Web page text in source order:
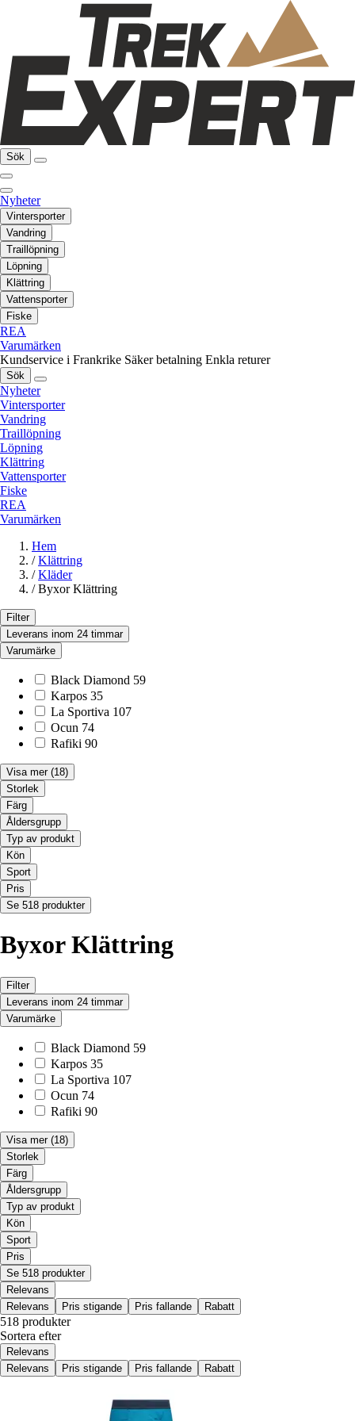
Sök
Nyheter
Vintersporter
Vandring
Traillöpning
Löpning
Klättring
Vattensporter
Fiske
REA
Varumärken
Kundservice i Frankrike Säker betalning Enkla returer
Sök
Nyheter
Vintersporter
Vandring
Traillöpning
Löpning
Klättring
Vattensporter
Fiske
REA
Varumärken
Hem
/ Klättring
/ Kläder
/ Byxor Klättring
Filter
Leverans inom 24 timmar
Varumärke
Black Diamond 59
Karpos 35
La Sportiva 107
Ocun 74
Rafiki 90
Visa mer (18)
Storlek
Färg
Åldersgrupp
Typ av produkt
Kön
Sport
Pris
Se 518 produkter
Byxor Klättring
Filter
Leverans inom 24 timmar
Varumärke
Black Diamond 59
Karpos 35
La Sportiva 107
Ocun 74
Rafiki 90
Visa mer (18)
Storlek
Färg
Åldersgrupp
Typ av produkt
Kön
Sport
Pris
Se 518 produkter
Relevans
Relevans
Pris stigande Pris fallande Rabatt
518 produkter
Sortera efter
Relevans
Relevans
Pris stigande Pris fallande Rabatt